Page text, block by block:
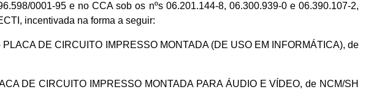
0001-95 e no CCA sob os nºs 06.201.144-8, 06.300.939-0 e 06.390.107-2,
incentivada na forma a seguir:
DE CIRCUITO IMPRESSO MONTADA (DE USO EM INFORMÁTICA), de
DE CIRCUITO IMPRESSO MONTADA PARA ÁUDIO E VÍDEO, de NCM/SH